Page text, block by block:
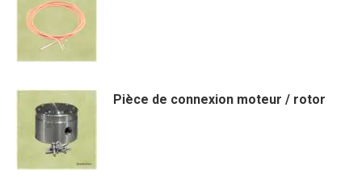
Pièce de connexion moteur / rotor